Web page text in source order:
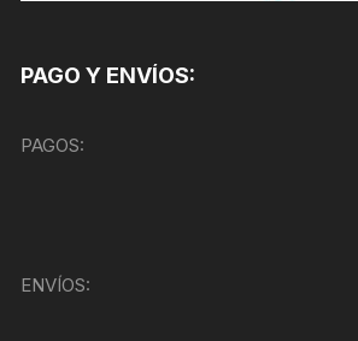
PAGO Y ENVÍOS:
PAGOS:
ENVÍOS: